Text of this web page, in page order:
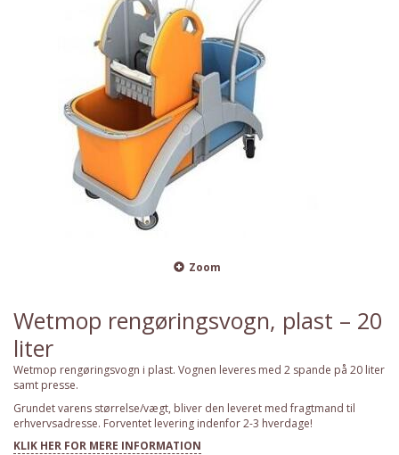
Zoom
Wetmop rengøringsvogn, plast – 20
liter
Wetmop rengøringsvogn i plast. Vognen leveres med 2 spande på 20 liter
samt presse.
Grundet varens størrelse/vægt, bliver den leveret med fragtmand til
erhvervsadresse. Forventet levering indenfor 2-3 hverdage!
KLIK HER FOR MERE INFORMATION